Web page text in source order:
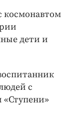
космонавтом
дети и
с